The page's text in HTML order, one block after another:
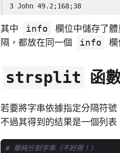
3 John 49.2;168;38
其中 info 欄位中儲存了
隔，都放在同一個
info 欄
strsplit 函
若要將字串依據指定分隔符
不過其得到的結果是一個列
# 單純分割字串（不好用！）